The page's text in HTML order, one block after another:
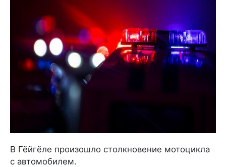
В Гёйгёле произошло столкновение мотоцикла
с автомобилем.